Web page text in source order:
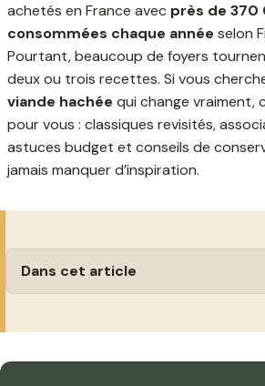
achetés en France avec près de
consommées chaque année selon
Pourtant, beaucoup de foyers
deux ou trois recettes. Si vous
viande hachée qui change vraiment,
pour vous : classiques revisités,
astuces budget et conseils de
jamais manquer d’inspiration.
Dans cet article